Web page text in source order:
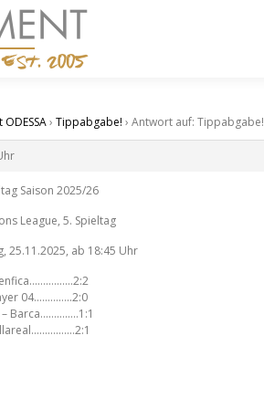
› Tippabgabe! › Antwort auf: Tippabgabe!
Saison 2025/26
League, 5. Spieltag
25.11.2025, ab 18:45 Uhr
04…………..2:0
– Barca…………..1:1